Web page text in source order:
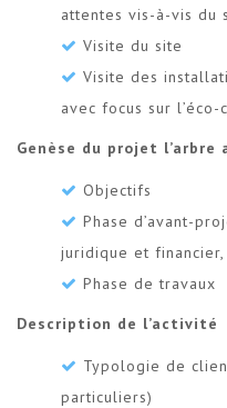
attentes vis-à-vis du
Visite du site
Visite des
avec focus sur l’éco-
Genèse du projet l’arbre
Objectifs
Phase d’avant-
juridique et
Phase de travaux
Description de l’activité
Typologie de
particuliers)